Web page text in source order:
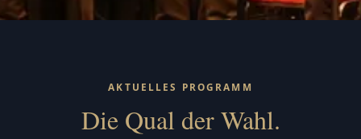
AKTUELLES PROGRAMM
Die Qual der Wahl.